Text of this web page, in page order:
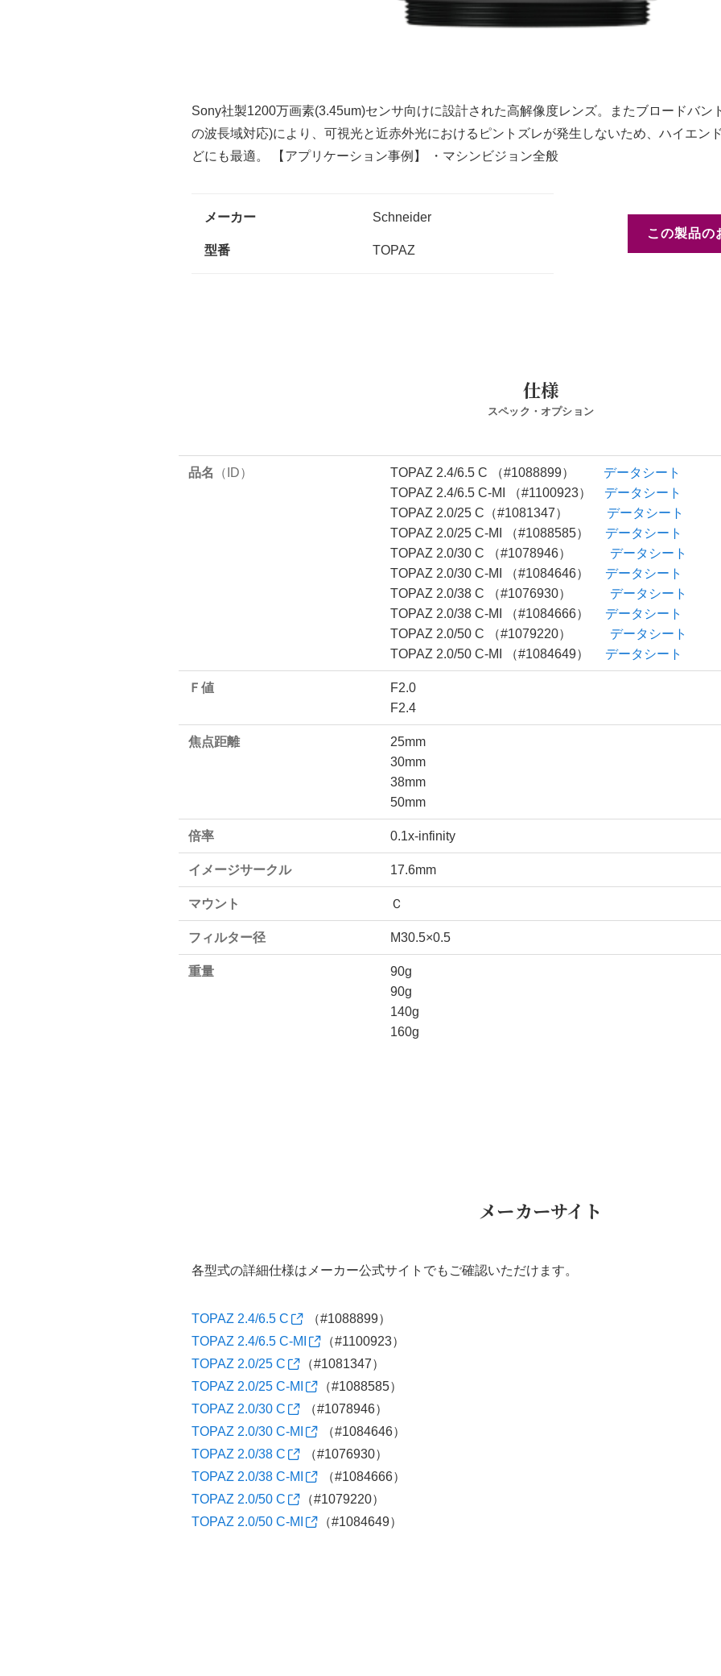
Sony社製1200万画素(3.45um)センサ向けに設計された高解像度レンズ。またブロードバン
の波長域対応)により、可視光と近赤外光におけるピントズレが発生しないため、ハイエン
どにも最適。 【アプリケーション事例】 ・マシンビジョン全般
メーカー Schneider
型番 TOPAZ
この製品の
仕様
スペック・オプション
品名 （ID） TOPAZ 2.4/6.5 C （#1088899） データシート
TOPAZ 2.4/6.5 C-MI （#1100923） データシート
TOPAZ 2.0/25 C（#1081347） データシート
TOPAZ 2.0/25 C-MI （#1088585） データシート
TOPAZ 2.0/30 C （#1078946） データシート
TOPAZ 2.0/30 C-MI （#1084646） データシート
TOPAZ 2.0/38 C （#1076930） データシート
TOPAZ 2.0/38 C-MI （#1084666） データシート
TOPAZ 2.0/50 C （#1079220） データシート
TOPAZ 2.0/50 C-MI （#1084649） データシート
Ｆ値
F2.0
F2.4
焦点距離
25mm
30mm
38mm
50mm
倍率 0.1x-infinity
イメージサークル 17.6mm
マウント Ｃ
フィルター径 M30.5×0.5
重量
90g
90g
140g
160g
メーカーサイト
各型式の詳細仕様はメーカー公式サイトでもご確認いただけます。
TOPAZ 2.4/6.5 C
（#1088899）
TOPAZ 2.4/6.5 C-MI
（#1100923）
TOPAZ 2.0/25 C
（#1081347）
TOPAZ 2.0/25 C-MI
（#1088585）
TOPAZ 2.0/30 C
（#1078946）
TOPAZ 2.0/30 C-MI
（#1084646）
TOPAZ 2.0/38 C
（#1076930）
TOPAZ 2.0/38 C-MI
（#1084666）
TOPAZ 2.0/50 C
（#1079220）
TOPAZ 2.0/50 C-MI
（#1084649）